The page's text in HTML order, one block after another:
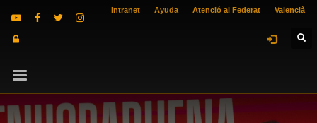
Intranet Ayuda Atenció al Federat Valencià